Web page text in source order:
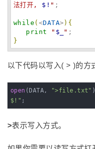
法打开, $! " ;
while ( <DATA> ) {
print
" $_ "
}
以下代码以写入( > )的方
open (DATA, ">file.txt"
$!" ;
>表示写入方式。